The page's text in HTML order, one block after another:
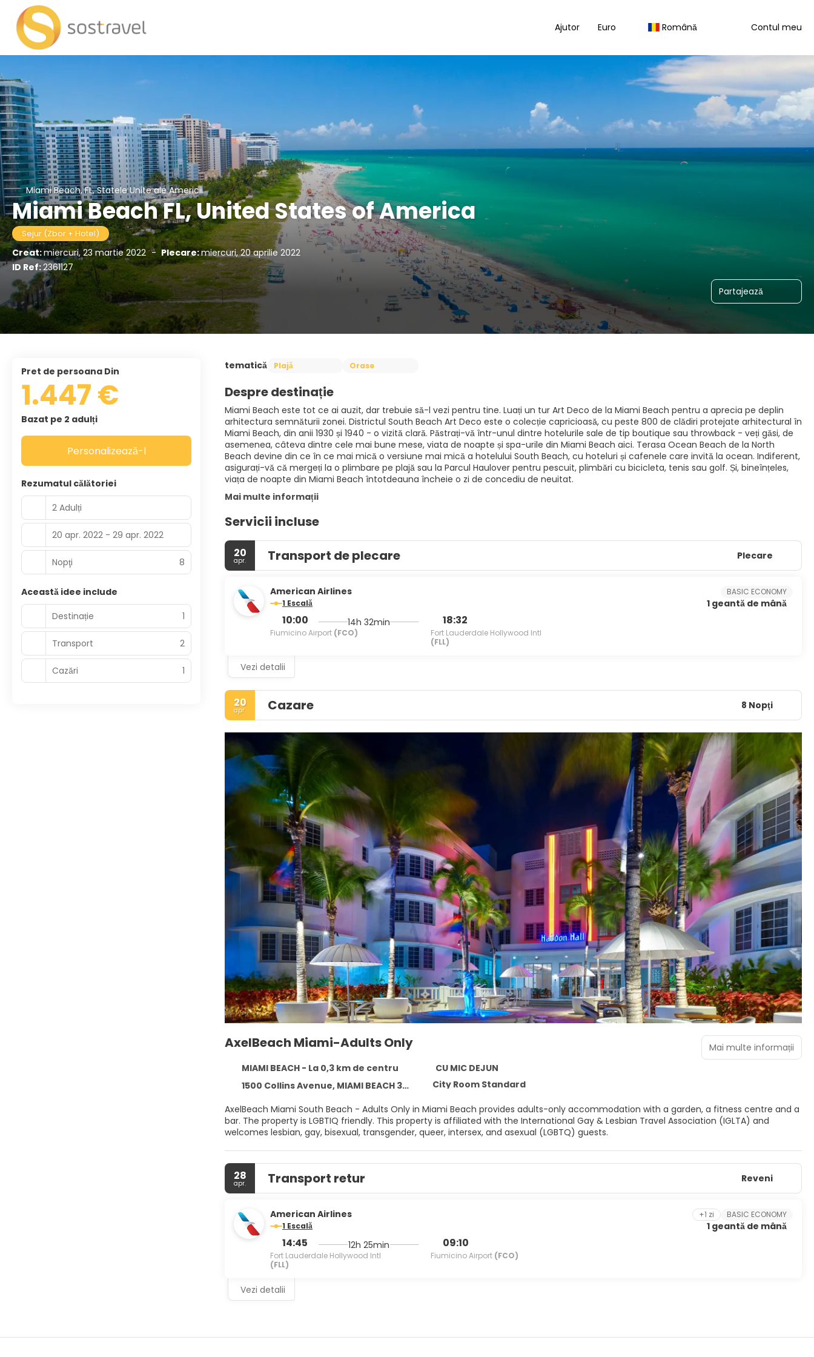
Ajutor Euro Română Contul meu
Miami Beach, FL, Statele Unite ale Americii
Miami Beach FL, United States of America
Sejur (Zbor + Hotel)
Creat:miercuri, 23 martie 2022 - Plecare:miercuri, 20 aprilie 2022
ID Ref:2361127
Partajează
tematică Plajă Orase
Despre destinație
Miami Beach este tot ce ai auzit, dar trebuie să-l vezi pentru tine. Luați un tur Art Deco de la Miami Beach pentru a aprecia pe deplin
arhitectura semnăturii zonei. Districtul South Beach Art Deco este o colecție capricioasă, cu peste 800 de clădiri protejate arhitectural în
Miami Beach, din anii 1930 și 1940 - o vizită clară. Păstrați-vă într-unul dintre hotelurile sale de tip boutique sau throwback - veți găsi, de
asemenea, câteva dintre cele mai bune mese, viata de noapte și spa-urile din Miami Beach aici. Terasa Ocean Beach de la North
Beach devine din ce în ce mai mică o versiune mai mică a hotelului South Beach, cu hoteluri și cafenele care invită la ocean. Indiferent,
asigurați-vă că mergeți la o plimbare pe plajă sau la Parcul Haulover pentru pescuit, plimbări cu bicicleta, tenis sau golf. Și, bineînțeles,
viața de noapte din Miami Beach întotdeauna încheie o zi de concediu de neuitat.
Mai multe informații
Servicii incluse
20
apr. Transport de plecare Plecare
American Airlines
1 Escală
10:00
Fiumicino Airport (FCO)
14h 32min 18:32
Fort Lauderdale Hollywood Intl
(FLL)
BASIC ECONOMY
1 geantă de mână
Vezi detalii
20
apr. Cazare 8 Nopţi
AxelBeach Miami-Adults Only
MIAMI BEACH - La 0,3 km de centru
CU MIC DEJUN
1500 Collins Avenue, MIAMI BEACH 33139
City Room Standard
AxelBeach Miami South Beach - Adults Only in Miami Beach provides adults-only accommodation with a garden, a fitness centre and a
bar. The property is LGBTIQ friendly. This property is affiliated with the International Gay & Lesbian Travel Association (IGLTA) and
welcomes lesbian, gay, bisexual, transgender, queer, intersex, and asexual (LGBTQ) guests.
Mai multe informații
28
apr. Transport retur Reveni
American Airlines
1 Escală
14:45
Fort Lauderdale Hollywood Intl
(FLL)
12h 25min 09:10
Fiumicino Airport (FCO)
+1 zi BASIC ECONOMY
1 geantă de mână
Vezi detalii
pret de persoana Din
1.447 €
Bazat pe 2 adulți
Personalizează-l
Rezumatul călătoriei
2 Adulți
20 apr. 2022 - 29 apr. 2022
Nopţi 8
Această idee include
Destinație
1
Transport 2
Cazări 1